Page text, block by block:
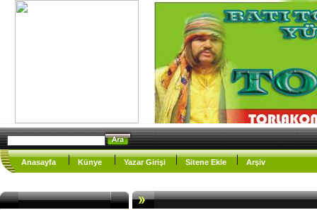
Anasayfa Künye Yazar Girişi Sitene Ekle Arşiv